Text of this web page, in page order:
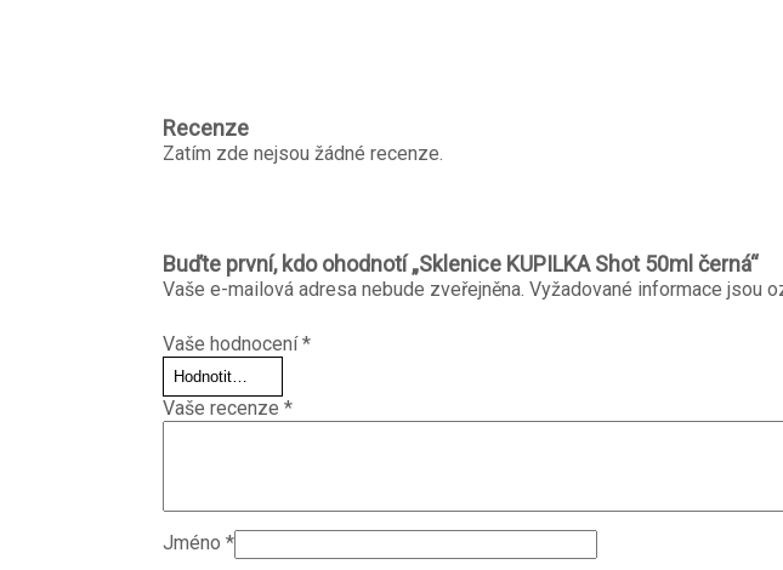
Recenze
Zatím zde nejsou žádné recenze.
Buďte první, kdo ohodnotí „Sklenice KUPILKA Shot 50ml černá“
Vaše e-mailová adresa nebude zveřejněna. Vyžadované informace jsou
Vaše hodnocení*
Vaše recenze *
Jméno *